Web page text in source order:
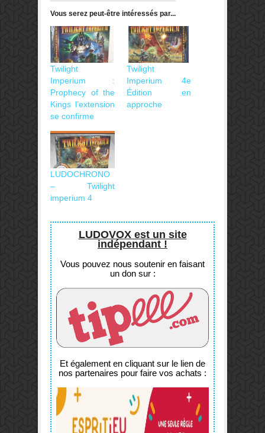
Vous serez peut-être intéressés par...
Twilight
Imperium :
Prophecy of the
Kings l’extension
se confirme
Twilight
Imperium 4e
Édition en
approche
LUDOCHRONO
– Twilight
imperium 4
LUDOVOX est un site
indépendant !
Vous pouvez nous soutenir en faisant
un don sur :
Et également en cliquant sur le lien de
nos partenaires pour faire vos achats :